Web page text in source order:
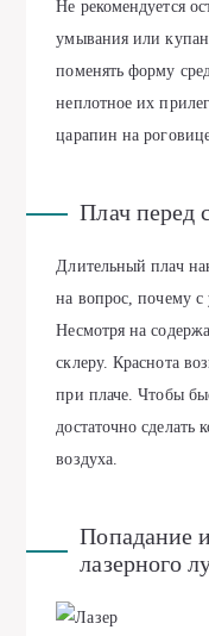
Не рекомендуется
умывания или
поменять форму
неплотное их
царапин на
Плач перед
Длительный плач
на вопрос, почему с
Несмотря на
склеру. Краснота
при плаче. Чтобы
достаточно сделать
воздуха.
Попадание
лазерного